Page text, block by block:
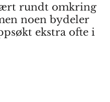
rundt omkring
noen bydeler
ekstra ofte i